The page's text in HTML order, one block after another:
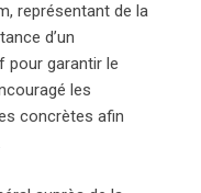
représentant de la
d’un
pour garantir le
les
concrètes afin